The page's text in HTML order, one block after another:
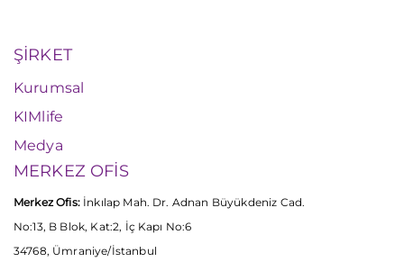
ŞİRKET
Kurumsal
KIMlife
Medya
MERKEZ OFİS
Merkez Ofis:İnkılap Mah. Dr. Adnan Büyükdeniz Cad.
No:13, B Blok, Kat:2, İç Kapı No:6
34768, Ümraniye/İstanbul